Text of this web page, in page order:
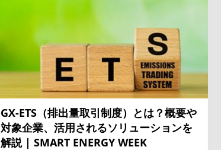
GX-ETS（排出量取引制度）とは？概要や
対象企業、活用されるソリューションを
解説 | SMART ENERGY WEEK